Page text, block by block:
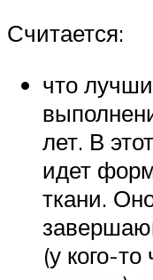
Считается:
что
лет. В
идет
ткани.
(у кого-